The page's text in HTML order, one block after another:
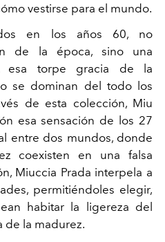
vestirse para el mundo.
en los años 60, no
de la época, sino una
esa torpe gracia de la
se dominan del todo los
de esta colección, Miu
esa sensación de los 27
entre dos mundos, donde
coexisten en una falsa
Miuccia Prada interpela a
permitiéndoles elegir,
habitar la ligereza del
de la madurez.